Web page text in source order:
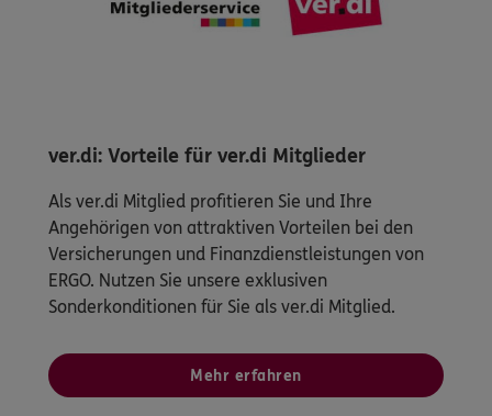
ver.di: Vorteile für ver.di Mitglieder
Als ver.di Mitglied profitieren Sie und Ihre
Angehörigen von attraktiven Vorteilen bei den
Versicherungen und Finanzdienstleistungen von
ERGO. Nutzen Sie unsere exklusiven
Sonderkonditionen für Sie als ver.di Mitglied.
Mehr erfahren